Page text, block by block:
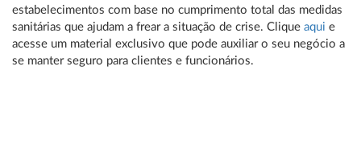
estabelecimentos com base no cumprimento total das medidas
sanitárias que ajudam a frear a situação de crise. Clique aqui e
acesse um material exclusivo que pode auxiliar o seu negócio a
se manter seguro para clientes e funcionários.